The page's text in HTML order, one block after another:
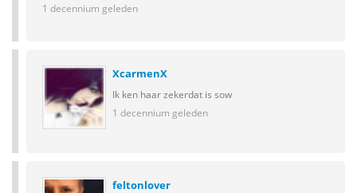
1 decennium geleden
XcarmenX
Ik ken haar zekerdat is sow
1 decennium geleden
feltonlover